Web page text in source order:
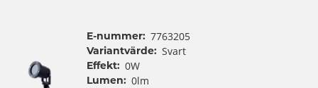
E-nummer: 7763205
Variantvärde: Svart
Effekt: 0W
Lumen: 0lm